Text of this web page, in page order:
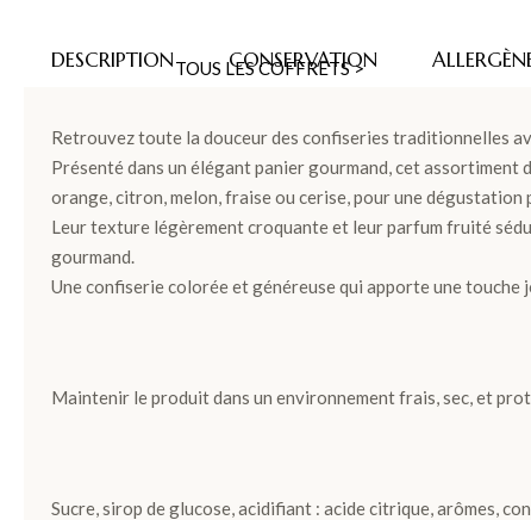
TOUS LES COFFRETS >
DÉCOUVRIR LES COLLECTIONS
LES PLANTATIONS >
TABLETTES
DESCRIPTION CONSERVATION
Retrouvez toute la douceur des confiseries traditionnelles
Présenté dans un élégant panier gourmand, cet
orange, citron, melon, fraise ou cerise, pour une
Leur texture légèrement croquante et leur parfum fruité
gourmand.
Une confiserie colorée et généreuse qui apporte une touche
Maintenir le produit dans un environnement frais, sec, et
Sucre, sirop de glucose, acidifiant : acide citrique, arômes,